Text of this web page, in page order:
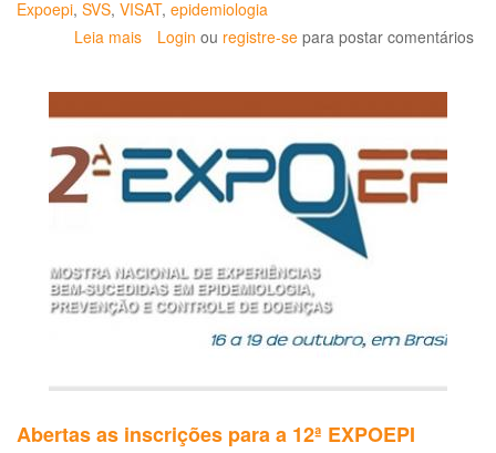
Expoepi, SVS, VISAT, epidemiologia
Leia mais sobre
está
com
inscrições
abertas
Login ou registre-se para postar comentários
Abertas as inscrições para a 12ª EXPOEPI